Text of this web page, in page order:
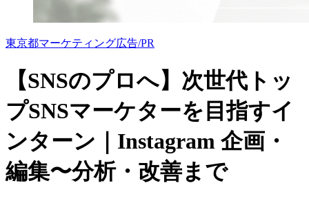
東京都マーケティング広告/PR
【SNSのプロへ】次世代トッ
プSNSマーケターを目指すイ
ンターン｜Instagram 企画・
編集〜分析・改善まで